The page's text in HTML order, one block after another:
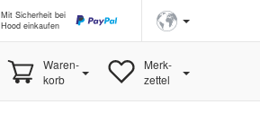
Mit Sicherheit bei
Hood einkaufen
Waren-
korb
Merk-
zettel